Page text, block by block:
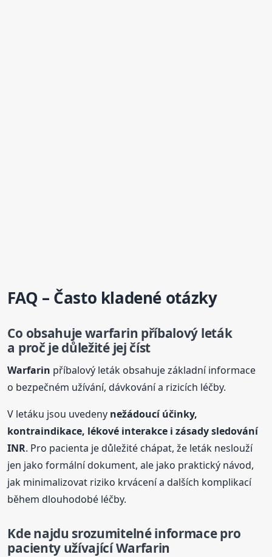
FAQ – Často kladené otázky
Co obsahujewarfarin příbalový leták
a proč je důležité jej číst
Warfarin příbalový leták obsahuje základní informace
o bezpečném užívání, dávkování a rizicích léčby.
V letáku jsou uvedeny nežádoucí účinky,
kontraindikace, lékové interakce i zásady sledování
INR. Pro pacienta je důležité chápat, že leták neslouží
jen jako formální dokument, ale jako praktický návod,
jak minimalizovat riziko krvácení a dalších komplikací
během dlouhodobé léčby.
Kde najdu srozumitelné informace pro
pacienty užívajícíWarfarin